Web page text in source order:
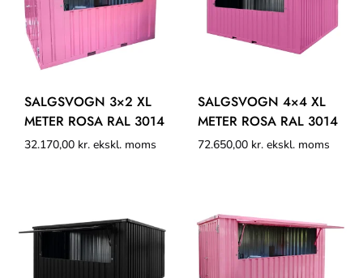
SALGSVOGN 3×2 XL
METER ROSA RAL 3014
32.170,00 kr. ekskl. moms
SALGSVOGN 4×4 XL
METER ROSA RAL 3014
72.650,00 kr. ekskl. moms